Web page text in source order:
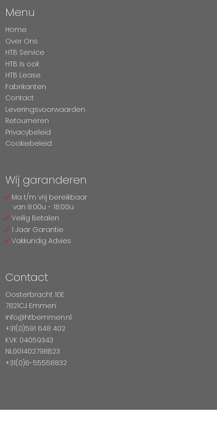
Menu
Home
Over Ons
HTB Service
HTB Is ook
HTB Lease
Fabrikanten
Contact
Leveringsvoorwaarden
Retourneren
Privacybeleid
Cookiebeleid
Wij garanderen
Ma t/m vrij bereikbaar
van 8:00u - 18:00u
Veilig Betalen
1 Jaar Garantie
Vakkundig Advies
Contact
Oosterbracht 10E
7821CJ Emmen
info@htbemmen.nl
+31(0)591 648 402
KVK 04059343
NL001402798B23
+31(0)6-55558832